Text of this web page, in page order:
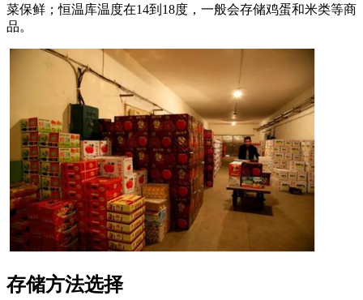
菜保鲜；恒温库温度在14到18度，一般会存储鸡蛋和米类等商
品。
存储方法选择